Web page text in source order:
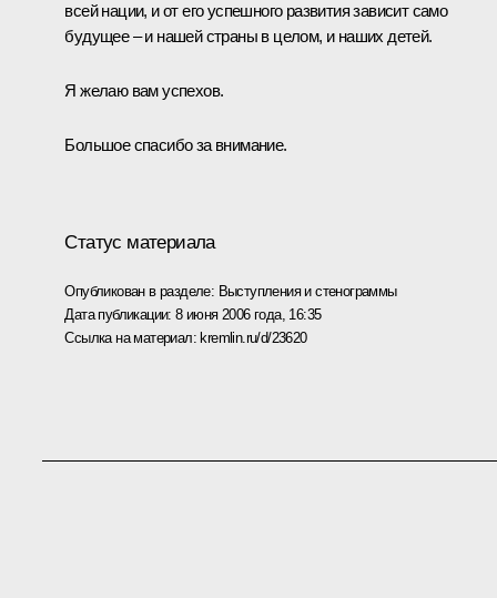
всей нации, и от его успешного развития зависит само
будущее – и нашей страны в целом, и наших детей.
Я желаю вам успехов.
Большое спасибо за внимание.
Статус материала
Опубликован в разделе: Выступления и стенограммы
Дата публикации:8 июня 2006 года, 16:35
Ссылка на материал:kremlin.ru/d/23620